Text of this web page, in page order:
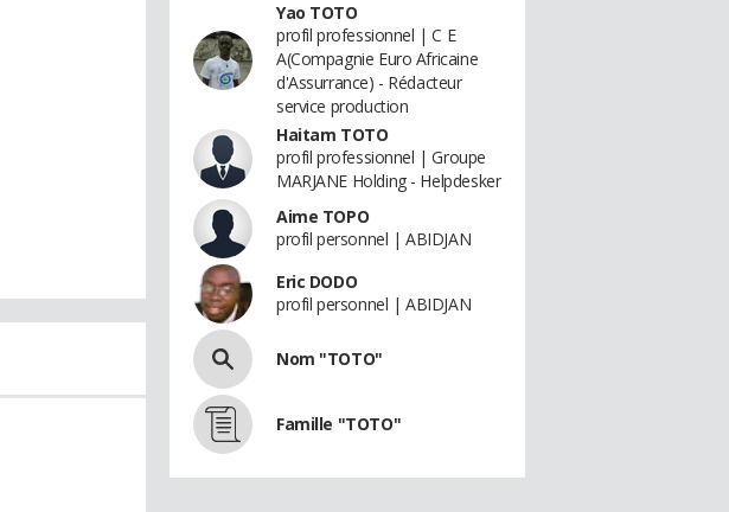
Yao TOTO
profil professionnel | C E
A(Compagnie Euro Africaine
d'Assurrance) - Rédacteur
service production
Haitam TOTO
profil professionnel | Groupe
MARJANE Holding - Helpdesker
Aime TOPO
profil personnel | ABIDJAN
Eric DODO
profil personnel | ABIDJAN
Nom "TOTO"
Famille "TOTO"